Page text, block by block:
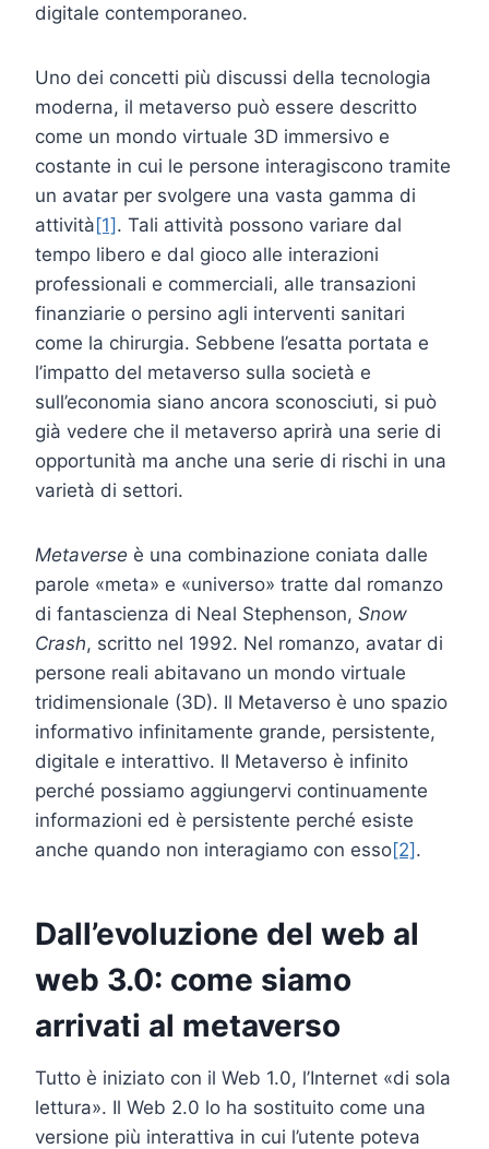
digitale contemporaneo.
Uno dei concetti più discussi della tecnologia
moderna, il metaverso può essere descritto
come un mondo virtuale 3D immersivo e
costante in cui le persone interagiscono tramite
un avatar per svolgere una vasta gamma di
attività[1]. Tali attività possono variare dal
tempo libero e dal gioco alle interazioni
professionali e commerciali, alle transazioni
finanziarie o persino agli interventi sanitari
come la chirurgia. Sebbene l’esatta portata e
l’impatto del metaverso sulla società e
sull’economia siano ancora sconosciuti, si può
già vedere che il metaverso aprirà una serie di
opportunità ma anche una serie di rischi in una
varietà di settori.
Metaverse è una combinazione coniata dalle
parole «meta» e «universo» tratte dal romanzo
di fantascienza di Neal Stephenson, Snow
Crash, scritto nel 1992. Nel romanzo, avatar di
persone reali abitavano un mondo virtuale
tridimensionale (3D). Il Metaverso è uno spazio
informativo infinitamente grande, persistente,
digitale e interattivo. Il Metaverso è infinito
perché possiamo aggiungervi continuamente
informazioni ed è persistente perché esiste
anche quando non interagiamo con esso[2].
Dall’evoluzione del web al
web 3.0: come siamo
arrivati al metaverso
Tutto è iniziato con il Web 1.0, l’Internet «di sola
lettura». Il Web 2.0 lo ha sostituito come una
versione più interattiva in cui l’utente poteva